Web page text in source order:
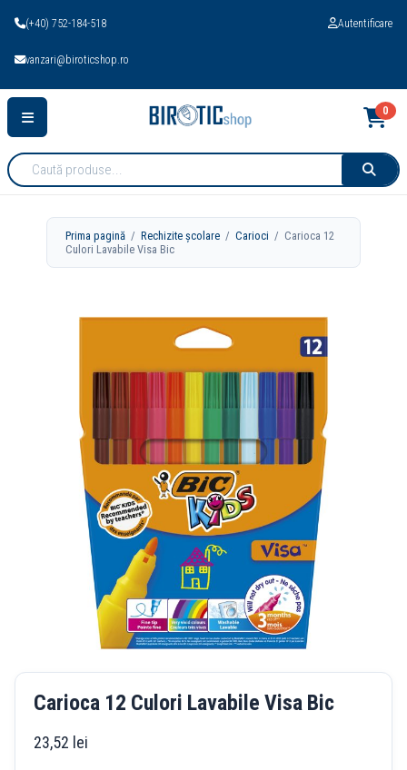
(+40) 752-184-518
vanzari@biroticshop.ro
Autentificare
Cauta
produse:
0
Prima pagină /Rechizite școlare /Carioci / Carioca 12
Culori Lavabile Visa Bic
Carioca 12 Culori Lavabile Visa Bic
23,52 lei